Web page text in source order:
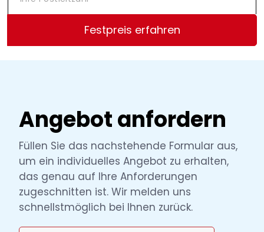
o
Festpreis erfahren
Angebot anfordern
Füllen Sie das nachstehende Formular aus,
um ein individuelles Angebot zu erhalten,
das genau auf Ihre Anforderungen
zugeschnitten ist. Wir melden uns
schnellstmöglich bei Ihnen zurück.